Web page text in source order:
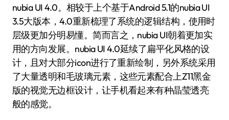
nubia UI 4.0。相较于上个基于Android 5.1的nubia UI
3.5大版本，4.0重新梳理了系统的逻辑结构，使用时
层级更加分明易懂。简而言之，nubia UI朝着更加实
用的方向发展。nubia UI 4.0延续了扁平化风格的设
计，且对大部分icon进行了重新绘制，另外系统采用
了大量透明和毛玻璃元素，这些元素配合上Z11黑金
版的视觉无边框设计，让手机看起来有种晶莹透亮
般的感觉。